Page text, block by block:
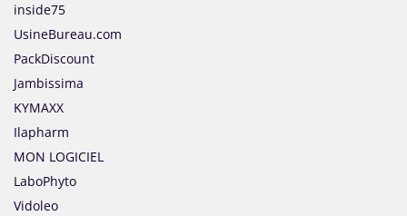
inside75
UsineBureau.com
PackDiscount
Jambissima
KYMAXX
Ilapharm
MON LOGICIEL
LaboPhyto
Vidoleo